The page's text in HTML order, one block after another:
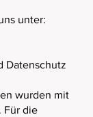
unter:
Datenschutz
wurden mit
Für die